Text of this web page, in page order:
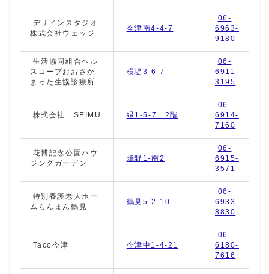
デザインスタジオ
株式会社ウェッジ
今津南4-4-7
06-
6963-
9180
生活協同組合ヘル
スコープおおさか
まった生協診療所
横堤3-6-7
06-
6911-
3195
株式会社 SEIMU 緑1-5-7 2階
06-
6914-
7160
花博記念公園ハウ
ジングガーデン
焼野1-南2
06-
6915-
3571
特別養護老人ホー
ムらんまん鶴見
鶴見5-2-10
06-
6933-
8830
Taco今津 今津中1-4-21
06-
6180-
7616